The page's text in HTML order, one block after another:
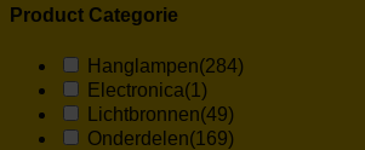
Product Categorie
Hanglampen(284)
Electronica(1)
Lichtbronnen(49)
Onderdelen(169)